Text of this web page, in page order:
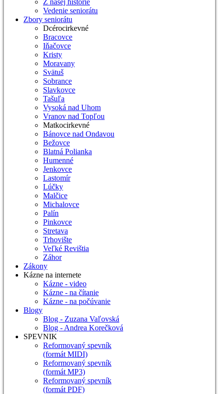
Z našej histórie
Vedenie seniorátu
Zbory seniorátu
Dcérocirkevné
Bracovce
Iňačovce
Kristy
Moravany
Svätuš
Sobrance
Slavkovce
Tašuľa
Vysoká nad Uhom
Vranov nad Topľou
Matkocirkevné
Bánovce nad Ondavou
Bežovce
Blatná Polianka
Humenné
Jenkovce
Lastomír
Lúčky
Malčice
Michalovce
Palín
Pinkovce
Stretava
Trhovište
Veľké Revištia
Záhor
Zákony
Kázne na internete
Kázne - video
Kázne - na čítanie
Kázne - na počúvanie
Blogy
Blog - Zuzana Vaľovská
Blog - Andrea Korečková
SPEVNIK
Reformovaný spevník
(formát MIDI)
Reformovaný spevník
(formát MP3)
Reformovaný spevník
(formát PDF)